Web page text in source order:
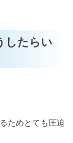
したらい
ためとても圧迫